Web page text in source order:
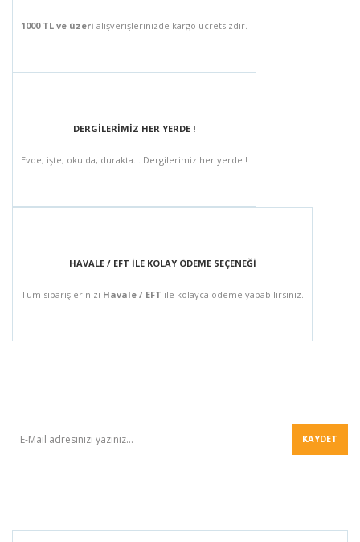
1000 TL ve üzeri alışverişlerinizde kargo ücretsizdir.
DERGİLERİMİZ HER YERDE !
Evde, işte, okulda, durakta... Dergilerimiz her yerde !
HAVALE / EFT İLE KOLAY ÖDEME SEÇENEĞİ
Tüm siparişlerinizi Havale / EFT ile kolayca ödeme yapabilirsiniz.
KAYDET